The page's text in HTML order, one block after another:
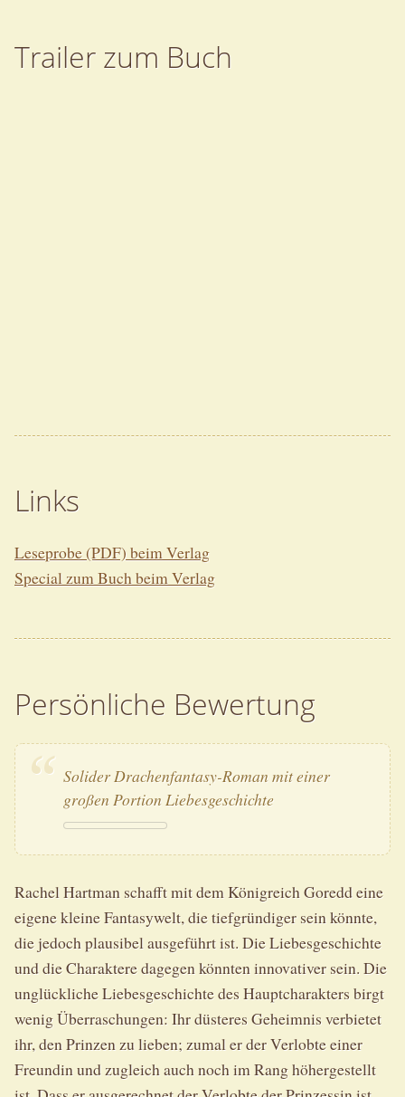
Trailer zum Buch
Links
Leseprobe (PDF) beim Verlag
Special zum Buch beim Verlag
Persönliche Bewertung
Solider Drachenfantasy-Roman mit einer
großen Portion Liebesgeschichte
Rachel Hartman schafft mit dem Königreich Goredd eine
eigene kleine Fantasywelt, die tiefgründiger sein könnte,
die jedoch plausibel ausgeführt ist. Die Liebesgeschichte
und die Charaktere dagegen könnten innovativer sein. Die
unglückliche Liebesgeschichte des Hauptcharakters birgt
wenig Überraschungen: Ihr düsteres Geheimnis verbietet
ihr, den Prinzen zu lieben; zumal er der Verlobte einer
Freundin und zugleich auch noch im Rang höhergestellt